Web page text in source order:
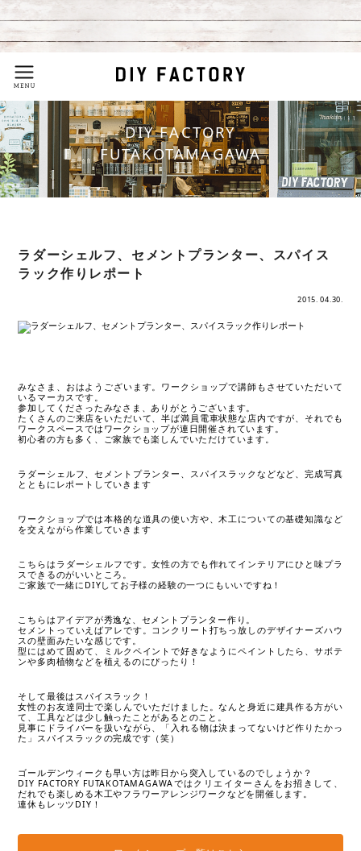
DIY FACTORY
FUTAKOTAMAGAWA
ラダーシェルフ、セメントプランター、スパイス
ラック作りレポート
2015. 04.30.
みなさま、おはようございます。ワークショップで講師もさせていただいて
いるマーカスです。
参加してくださったみなさま、ありがとうございます。
たくさんのご来店をいただいて、半ば満員電車状態な店内ですが、それでも
ワークスペースではワークショップが連日開催されています。
初心者の方も多く、ご家族でも楽しんでいただけています。
ラダーシェルフ、セメントプランター、スパイスラックなどなど、完成写真
とともにレポートしていきます
ワークショップでは本格的な道具の使い方や、木工についての基礎知識など
を交えながら作業していきます
こちらはラダーシェルフです。女性の方でも作れてインテリアにひと味プラ
スできるのがいいところ。
ご家族で一緒にDIYしてお子様の経験の一つにもいいですね！
こちらはアイデアが秀逸な、セメントプランター作り。
セメントっていえばアレです。コンクリート打ちっ放しのデザイナーズハウ
スの壁面みたいな感じです。
型にはめて固めて、ミルクペイントで好きなようにペイントしたら、サボテ
ンや多肉植物などを植えるのにぴったり！
そして最後はスパイスラック！
女性のお友達同士で楽しんでいただけました。なんと身近に建具作る方がい
て、工具などは少し触ったことがあるとのこと。
見事にドライバーを扱いながら、「入れる物は決まってないけど作りたかっ
た」スパイスラックの完成です（笑）
ゴールデンウィークも早い方は昨日から突入しているのでしょうか？
DIY FACTORY FUTAKOTAMAGAWAではクリエイターさんをお招きして、
だれでも楽しめる木工やフラワーアレンジワークなどを開催します。
連休もレッツDIY！